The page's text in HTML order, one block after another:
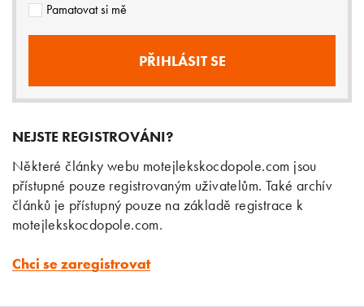
Pamatovat si mě
NEJSTE REGISTROVÁNI?
Některé články webu motejlekskocdopole.com jsou
přístupné pouze registrovaným uživatelům. Také archív
článků je přístupný pouze na základě registrace k
motejlekskocdopole.com.
Chci se zaregistrovat